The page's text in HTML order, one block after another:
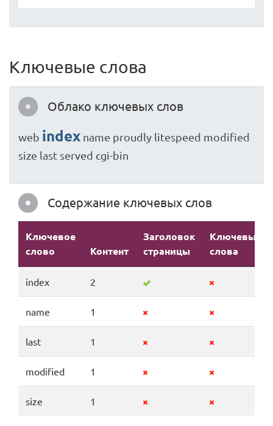
Ключевые слова
Облако ключевых слов
web index name proudly litespeed modified
size last served cgi-bin
Содержание ключевых слов
Ключевое
слово
Контент
Заголовок
страницы
Ключевые
слова
index 2
name 1
last 1
modified 1
size 1